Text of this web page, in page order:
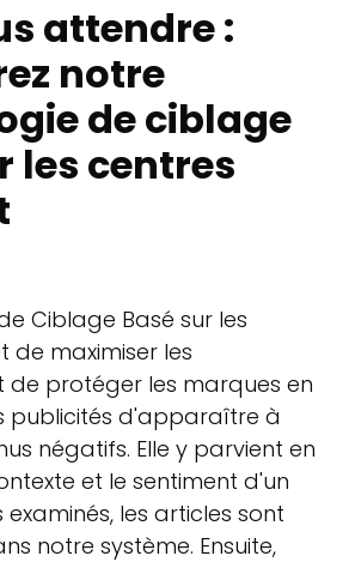
attendre :
notre
de ciblage
les centres
Ciblage Basé sur les
de maximiser les
protéger les marques en
publicités d'apparaître à
négatifs. Elle y parvient en
et le sentiment d'un
examinés, les articles sont
notre système. Ensuite,